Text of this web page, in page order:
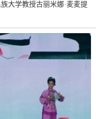
大学教授古丽米娜·麦麦提